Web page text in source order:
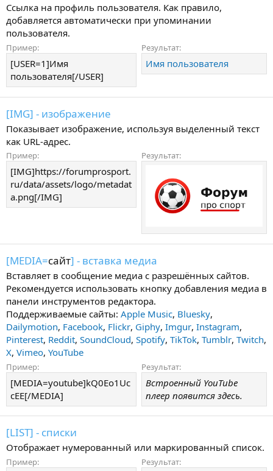
Ссылка на профиль пользователя. Как правило,
добавляется автоматически при упоминании
пользователя.
Пример:
[USER=1]Имя
пользователя[/USER]
Результат:
Имя пользователя
[IMG] - изображение
Показывает изображение, используя выделенный текст
как URL-адрес.
Пример:
[IMG]https://forumprosport.
ru/data/assets/logo/metadat
a.png[/IMG]
Результат:
[MEDIA=сайт] - вставка медиа
Вставляет в сообщение медиа с разрешённых сайтов.
Рекомендуется использовать кнопку добавления медиа в
панели инструментов редактора.
Поддерживаемые сайты: Apple Music, Bluesky,
Dailymotion, Facebook, Flickr, Giphy, Imgur, Instagram,
Pinterest, Reddit, SoundCloud, Spotify, TikTok, Tumblr, Twitch,
X, Vimeo, YouTube
Пример:
[MEDIA=youtube]kQ0Eo1Uc
cEE[/MEDIA]
Результат:
Встроенный YouTube
плеер появится здесь.
[LIST] - списки
Отображает нумерованный или маркированный список.
Пример: Результат: